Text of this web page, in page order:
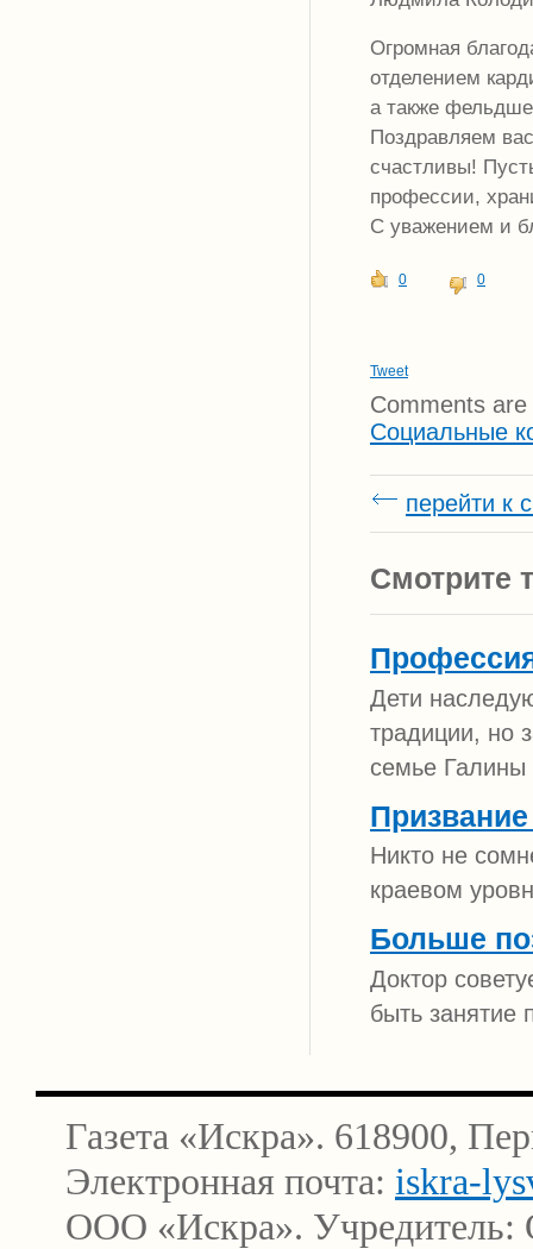
Огромная
отделением
а также
Поздравляем
счастливы!
профессии,
С уважением и
0 0
Tweet
Comments are
Социальные
перейти к
Смотрите
Дети
традиции, но
семье
Никто не
краевом
Больше
Доктор
быть занятие
Газета «Искра». 618900,
Электронная почта: iskra-
ООО «Искра». Учредитель: